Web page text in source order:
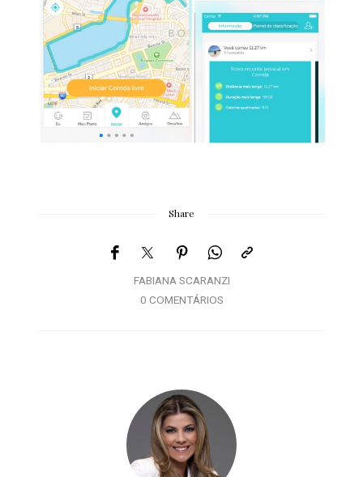
Share
FABIANA SCARANZI
0 COMENTÁRIOS